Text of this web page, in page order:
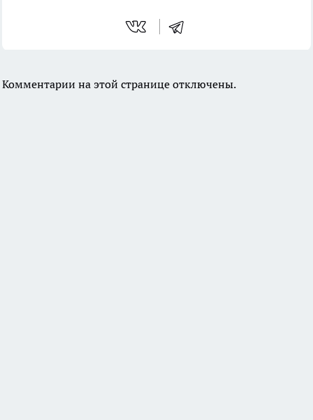
Комментарии на этой странице отключены.